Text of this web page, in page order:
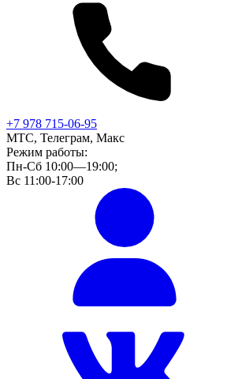
+7 978 715-06-95
МТС, Телеграм, Макс
Режим работы:
Пн-Сб 10:00—19:00;
Вс 11:00-17:00